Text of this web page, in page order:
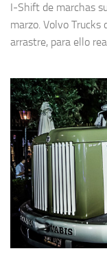
I-Shift de marchas
marzo. Volvo Trucks
arrastre, para ello